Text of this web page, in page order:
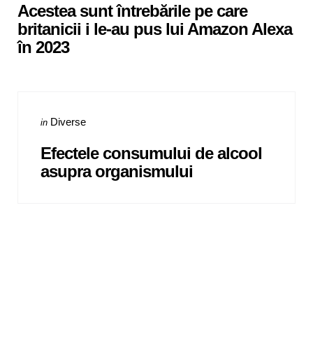
Acestea sunt întrebările pe care
britanicii i le-au pus lui Amazon Alexa
în 2023
Categories
Posted
in Diverse
Efectele consumului de alcool
asupra organismului